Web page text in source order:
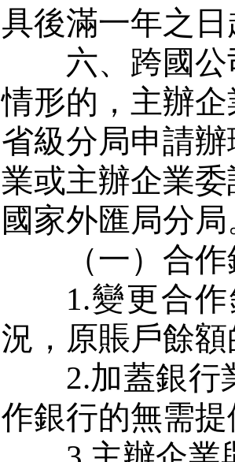
具後滿一年之
六、跨國
情形的，主辦
省級分局申請
業或主辦企業
國家外匯局分
（一）合
1.變更合
況，原賬戶餘
2.加蓋銀行
作銀行的無需